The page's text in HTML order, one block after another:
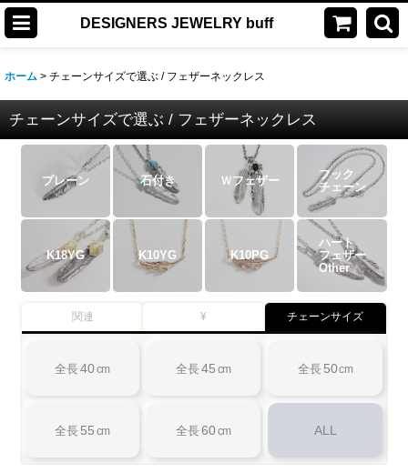
DESIGNERS JEWELRY buff
ホーム > チェーンサイズで選ぶ / フェザーネックレス
チェーンサイズで選ぶ / フェザーネックレス
プレーン 石付き Ｗフェザー
フック
チェーン
K18YG K10YG K10PG
ハート
フェザー
Other
関連 ¥ チェーンサイズ
全長40cm 全長45 cm 全長 50cm
全長 55 cm 全長60cm ALL